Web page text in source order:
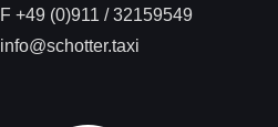
F +49 (0)911 / 32159549
info@schotter.taxi